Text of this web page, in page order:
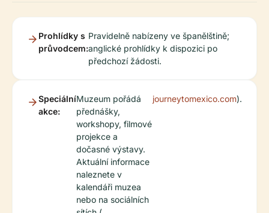
Prohlídky s
průvodcem:
Pravidelně nabízeny ve španělštině;
anglické prohlídky k dispozici po
předchozí žádosti.
Speciální
akce:
Muzeum pořádá
přednášky,
workshopy, filmové
projekce a
dočasné výstavy.
Aktuální informace
naleznete v
kalendáři muzea
nebo na sociálních
journeytomexico.com).